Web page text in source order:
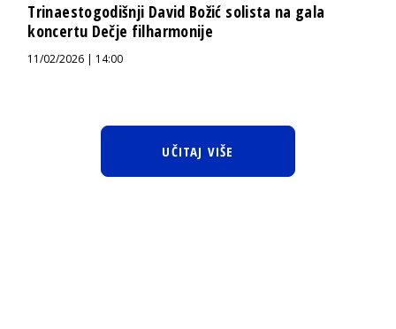
Trinaestogodišnji David Božić solista na gala
koncertu Dečje filharmonije
11/02/2026 | 14:00
UČITAJ VIŠE